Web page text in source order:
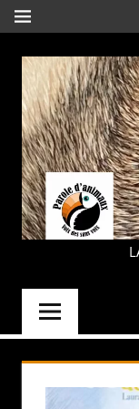
Aller
au
contenu
MENU